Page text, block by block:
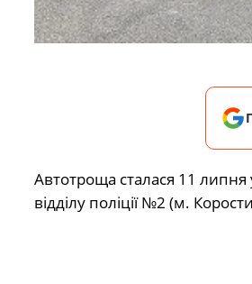
Автотроща сталася 11 липня
відділу поліції №2 (м.